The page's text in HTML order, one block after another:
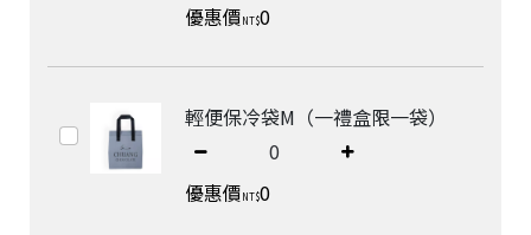
優惠價NT$0
輕便保冷袋M（一禮盒限一袋）
優惠價NT$0